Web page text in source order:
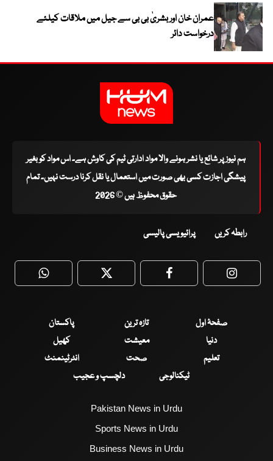
عمران خان اور بشریٰ بی بی سے جیل میں ملاقات کیلئے
درخواست دائر
ہم نیوز پر شائع یا نشر ہونے والا مواد ادارتی ٹیم کی کاوش ہے۔ اس مواد کو بغیر
پیشگی اجازت کسی بھی صورت میں استعمال یا نقل کرنا درست نہیں۔ تمام
حقوق محفوظ ہیں © 2026
رابطہ کریں پرائیویسی پالیسی
WhatsApp Twitter Facebook
صفحۂ اول تازہ ترین
پاکستان
دنیا
معیشت
کھیل
تعلیم
صحت
انٹرٹینمنٹ
ٹیکنالوجی
دلچسپ و عجیب
Pakistan News in Urdu
Sports News in Urdu
Business News in Urdu